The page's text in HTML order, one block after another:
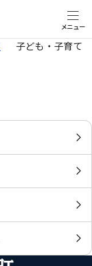
メニュー
子ども・子育て